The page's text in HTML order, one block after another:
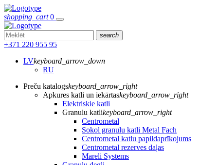
shopping_cart 0
search
+371 220 955 95
LVkeyboard_arrow_down
RU
Preču katalogskeyboard_arrow_right
Apkures katli un iekārtaskeyboard_arrow_right
Elektriskie katli
Granulu katlikeyboard_arrow_right
Centrometal
Sokol granulu katli Metal Fach
Centrometal katlu papildaprīkojums
Centrometal rezerves daļas
Mareli Systems